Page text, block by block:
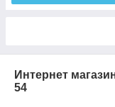
Интернет
54